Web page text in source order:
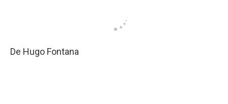
De Hugo Fontana